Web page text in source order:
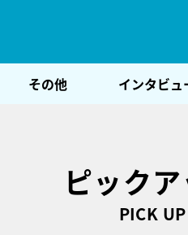
その他 インタビュ
ピック
PICK UP